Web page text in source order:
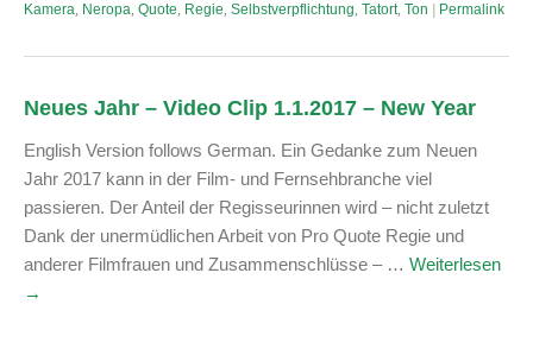
Kamera, Neropa, Quote, Regie, Selbstverpflichtung, Tatort, Ton Permalink
Neues Jahr – Video Clip 1.1.2017 – New Year
English Version follows German. Ein Gedanke zum Neuen
Jahr 2017 kann in der Film- und Fernsehbranche viel
passieren. Der Anteil der Regisseurinnen wird – nicht zuletzt
Dank der unermüdlichen Arbeit von Pro Quote Regie und
anderer Filmfrauen und Zusammenschlüsse – … Weiterlesen
→